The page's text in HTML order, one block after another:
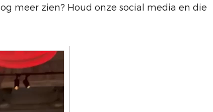
meer zien? Houd onze social media en die